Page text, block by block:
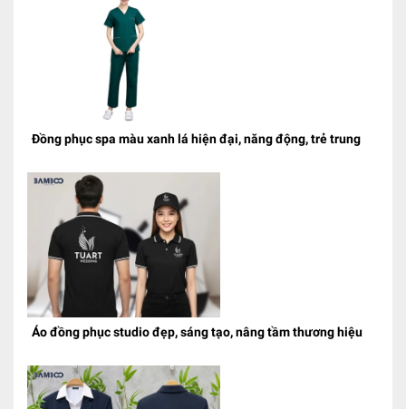
Đồng phục spa màu xanh lá hiện đại, năng động, trẻ trung
Áo đồng phục studio đẹp, sáng tạo, nâng tầm thương hiệu